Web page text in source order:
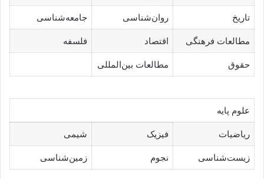
تاریخ روان‌شناسی جامعه‌شناسی
مطالعات فرهنگی اقتصاد فلسفه
حقوق مطالعات بین‌المللی
علوم پایه
ریاضیات فیزیک شیمی
زیست‌شناسی نجوم زمین‌شناسی